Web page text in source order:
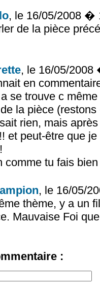
, le 16/05/2008 �
de la pièce
, le 16/05/
en
se trouve c
la pièce
rien, mais
et peut-être que
comme tu fais
, le 16/05/
thème, y a un
Mauvaise Foi
: